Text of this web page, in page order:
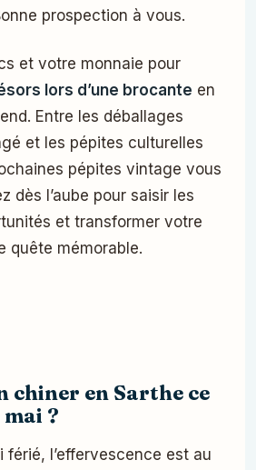
prospection à vous.
et votre monnaie pour
lors d’une brocante en
Entre les déballages
et les pépites culturelles
pépites vintage vous
dès l’aube pour saisir les
et transformer votre
quête mémorable.
chiner en Sarthe ce
?
férié, l’effervescence est au